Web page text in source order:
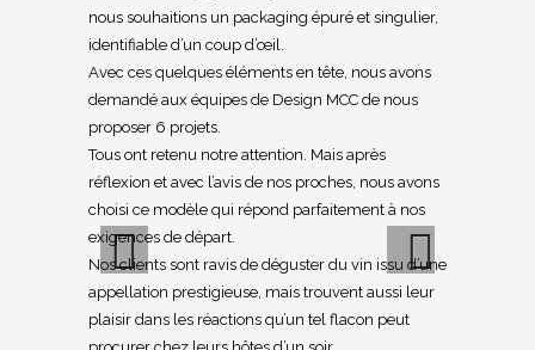
Previous Next
nous souhaitions un packaging épuré et singulier,
identifiable d’un coup d’œil.
Avec ces quelques éléments en tête, nous avons
demandé aux équipes de Design MCC de nous
proposer 6 projets.
Tous ont retenu notre attention. Mais après
réflexion et avec l’avis de nos proches, nous avons
choisi ce modèle qui répond parfaitement à nos
exigences de départ.
Nos clients sont ravis de déguster du vin issu d’une
appellation prestigieuse, mais trouvent aussi leur
plaisir dans les réactions qu’un tel flacon peut